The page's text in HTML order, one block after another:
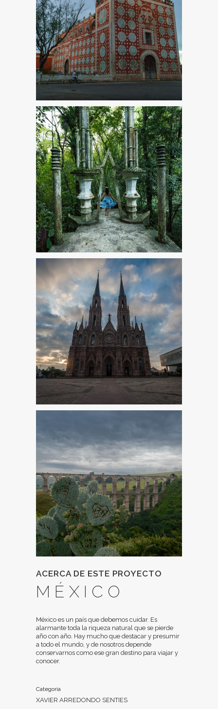
ACERCA DE ESTE PROYECTO
MÉXICO
México es un país que debemos cuidar. Es
alarmante toda la riqueza natural que se pierde
año con año. Hay mucho que destacar y presumir
a todo el mundo, y de nosotros depende
conservarnos como ese gran destino para viajar y
conocer.
Categoría
XAVIER ARREDONDO SENTIES